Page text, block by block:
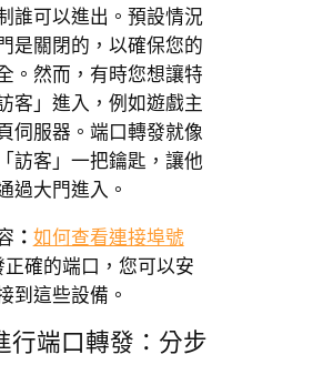
誰可以進出。預設情況
是關閉的，以確保您的
。然而，有時您想讓特
客」進入，例如遊戲主
伺服器。端口轉發就像
訪客」一把鑰匙，讓他
過大門進入。
： 如何查看連接埠號
正確的端口，您可以安
到這些設備。
行端口轉發：分步